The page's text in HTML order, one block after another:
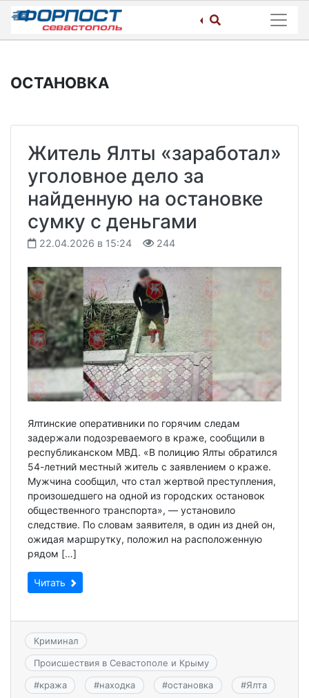
Skip
content
ОСТАНОВКА
Житель Ялты «заработал»
уголовное дело за
найденную на остановке
сумку с деньгами
22.04.2026 в 15:24 244
Ялтинские оперативники по горячим следам
задержали подозреваемого в краже, сообщили в
республиканском МВД. «В полицию Ялты обратился
54-летний местный житель с заявлением о краже.
Мужчина сообщил, что стал жертвой преступления,
произошедшего на одной из городских остановок
общественного транспорта», — установило
следствие. По словам заявителя, в один из дней он,
ожидая маршрутку, положил на расположенную
рядом […]
Читать
Криминал
Происшествия в Севастополе и Крыму
#кража #находка #остановка #Ялта